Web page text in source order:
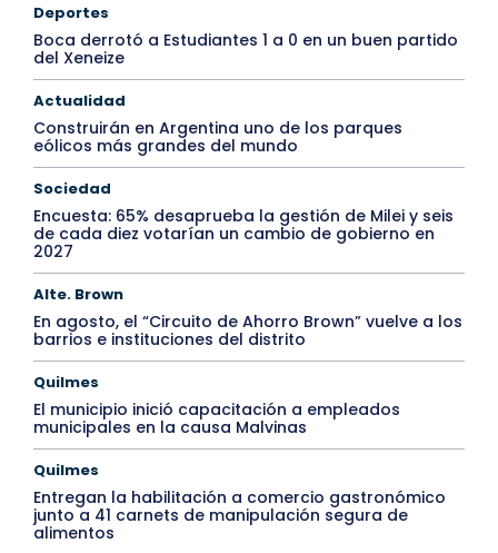
Deportes
Boca derrotó a Estudiantes 1 a 0 en un buen partido
del Xeneize
Actualidad
Construirán en Argentina uno de los parques
eólicos más grandes del mundo
Sociedad
Encuesta: 65% desaprueba la gestión de Milei y seis
de cada diez votarían un cambio de gobierno en
2027
Alte. Brown
En agosto, el “Circuito de Ahorro Brown” vuelve a los
barrios e instituciones del distrito
Quilmes
El municipio inició capacitación a empleados
municipales en la causa Malvinas
Quilmes
Entregan la habilitación a comercio gastronómico
junto a 41 carnets de manipulación segura de
alimentos